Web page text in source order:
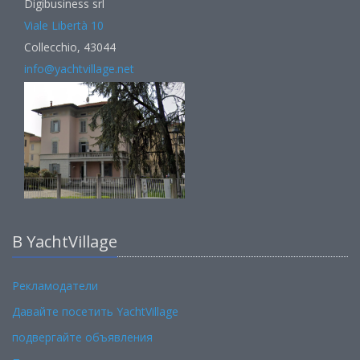
Digibusiness srl
Viale Libertà 10
Collecchio, 43044
info@yachtvillage.net
В YachtVillage
Рекламодатели
Давайте посетить YachtVillage
подвергайте объявления